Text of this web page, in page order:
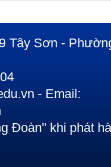
Tây Sơn -
- Email:
Đoàn" khi phát